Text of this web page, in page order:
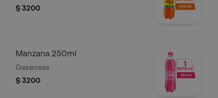
$ 3200
Manzana 250ml
Gaseosas
$ 3200